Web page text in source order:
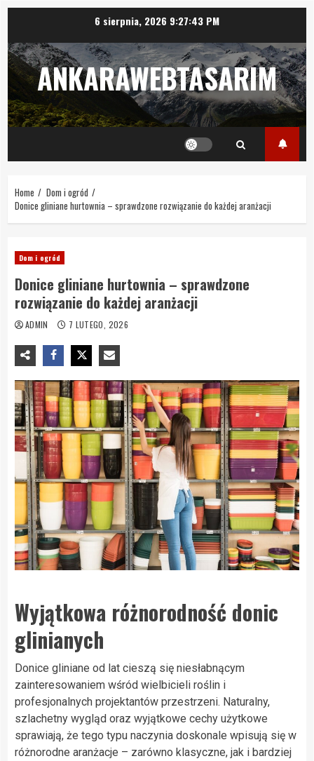
content
6 sierpnia, 2026 9:27:44 PM
ANKARAWEBTASARIM
Home
Dom i ogród
Donice gliniane hurtownia – sprawdzone rozwiązanie do każdej aranżacji
Dom i ogród
Donice gliniane hurtownia – sprawdzone
rozwiązanie do każdej aranżacji
ADMIN 7 LUTEGO, 2026
Wyjątkowa różnorodność donic
glinianych
Donice gliniane od lat cieszą się niesłabnącym
zainteresowaniem wśród wielbicieli roślin i
profesjonalnych projektantów przestrzeni. Naturalny,
szlachetny wygląd oraz wyjątkowe cechy użytkowe
sprawiają, że tego typu naczynia doskonale wpisują się w
różnorodne aranżacje – zarówno klasyczne, jak i bardziej